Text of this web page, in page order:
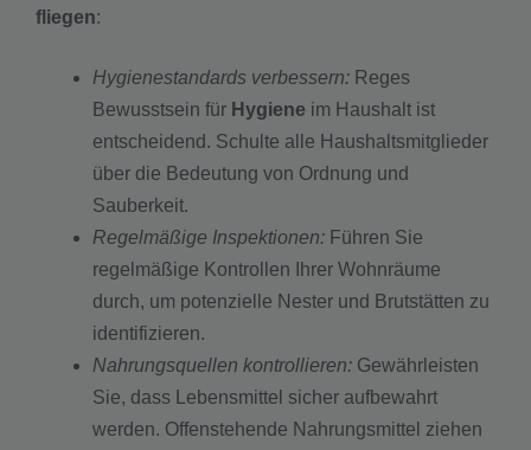
fliegen:
Hygienestandards verbessern: Reges
Bewusstsein für Hygiene im Haushalt ist
entscheidend. Schulte alle Haushaltsmitglieder
über die Bedeutung von Ordnung und
Sauberkeit.
Regelmäßige Inspektionen: Führen Sie
regelmäßige Kontrollen Ihrer Wohnräume
durch, um potenzielle Nester und Brutstätten zu
identifizieren.
Nahrungsquellen kontrollieren: Gewährleisten
Sie, dass Lebensmittel sicher aufbewahrt
werden. Offenstehende Nahrungsmittel ziehen